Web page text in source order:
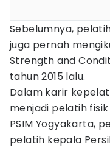
Sebelumnya,
juga pernah
Strength and
tahun 2015 lalu.
Dalam karir
menjadi pelatih
PSIM Yogyakarta,
pelatih kepala